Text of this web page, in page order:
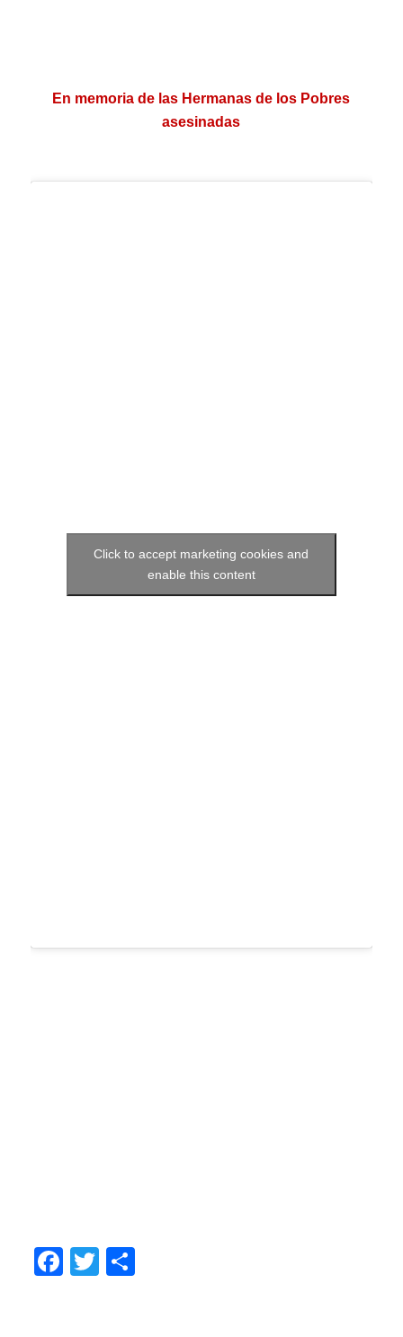
En memoria de las Hermanas de los Pobres
asesinadas
Click to accept marketing cookies and
enable this content
Facebook
Twitter